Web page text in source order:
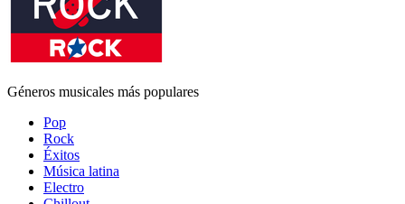
Géneros musicales más populares
Pop
Rock
Éxitos
Música latina
Electro